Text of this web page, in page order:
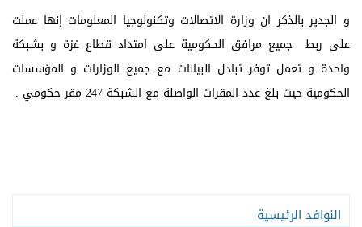
و الجدير بالذكر ان وزارة الاتصالات وتكنولوجيا المعلومات إنها عملت
على ربط جميع مرافق الحكومية على امتداد قطاع غزة و بشبكة
واحدة و تعمل توفر تبادل البيانات مع جميع الوزارات و المؤسسات
الحكومية حيث بلغ عدد المقرات الواصلة مع الشبكة 247 مقر حكومي .
النوافد الرئيسية